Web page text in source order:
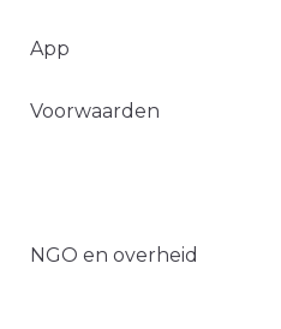
App
Voorwaarden
NGO en overheid